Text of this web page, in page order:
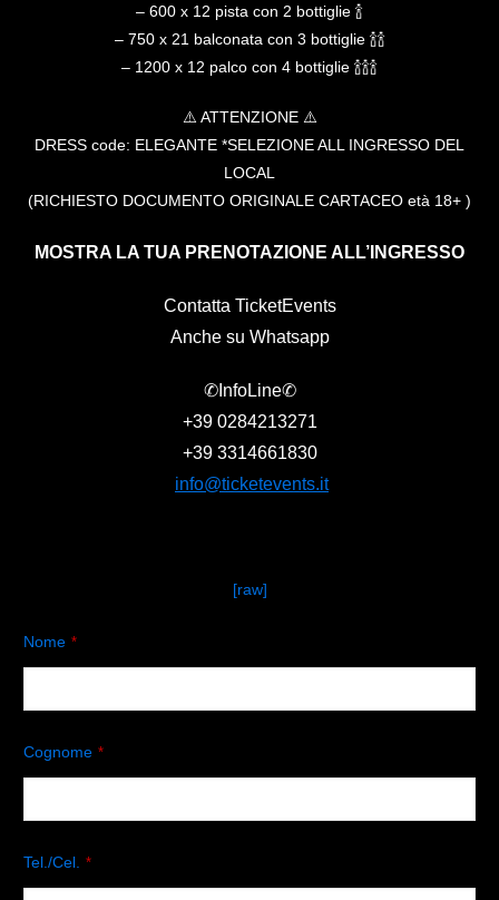
– 600 x 12 pista con 2 bottiglie 🍾
– 750 x 21 balconata con 3 bottiglie 🍾🍾
– 1200 x 12 palco con 4 bottiglie 🍾🍾🍾
⚠️ ATTENZIONE ⚠️
DRESS code: ELEGANTE *SELEZIONE ALL INGRESSO DEL
LOCAL
(RICHIESTO DOCUMENTO ORIGINALE CARTACEO età 18+ )
MOSTRA LA TUA PRENOTAZIONE ALL’INGRESSO
Contatta TicketEvents
Anche su Whatsapp
✆InfoLine✆
+39 0284213271
+39 3314661830
info@ticketevents.it
[raw]
Nome *
Cognome *
Tel./Cel. *